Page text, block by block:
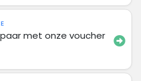
met onze voucher